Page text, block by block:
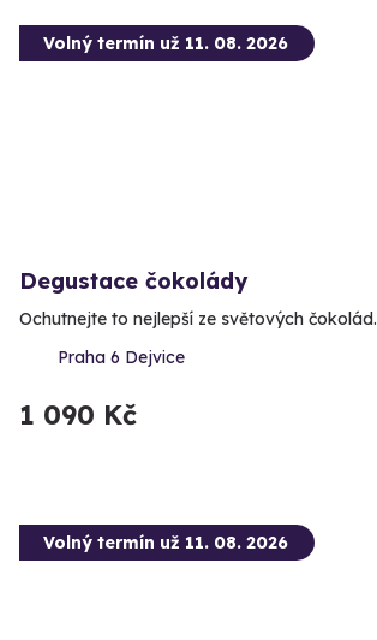
Volný termín už 11. 08. 2026
Degustace čokolády
Ochutnejte to nejlepší ze světových čokolád.
Praha 6 Dejvice
1 090 Kč
Volný termín už 11. 08. 2026